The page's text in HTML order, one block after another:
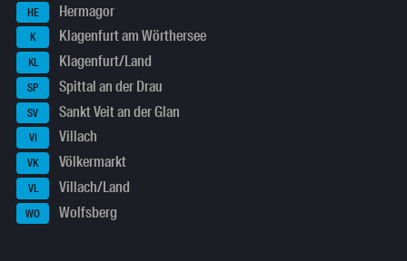
HE Hermagor
K Klagenfurt am Wörthersee
KL Klagenfurt/Land
SP Spittal an der Drau
SV Sankt Veit an der Glan
VI Villach
VK Völkermarkt
VL Villach/Land
WO Wolfsberg